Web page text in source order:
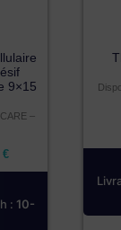
9×15
–
€
: 10-